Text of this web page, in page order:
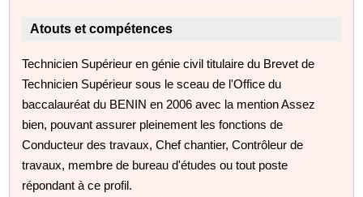
Atouts et compétences
Technicien Supérieur en génie civil titulaire du Brevet de
Technicien Supérieur sous le sceau de l'Office du
baccalauréat du BENIN en 2006 avec la mention Assez
bien, pouvant assurer pleinement les fonctions de
Conducteur des travaux, Chef chantier, Contrôleur de
travaux, membre de bureau d'études ou tout poste
répondant à ce profil.